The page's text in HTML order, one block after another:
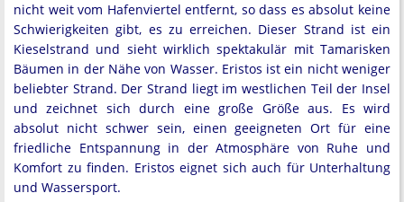
nicht weit vom Hafenviertel entfernt, so dass es absolut keine
Schwierigkeiten gibt, es zu erreichen. Dieser Strand ist ein
Kieselstrand und sieht wirklich spektakulär mit Tamarisken
Bäumen in der Nähe von Wasser. Eristos ist ein nicht weniger
beliebter Strand. Der Strand liegt im westlichen Teil der Insel
und zeichnet sich durch eine große Größe aus. Es wird
absolut nicht schwer sein, einen geeigneten Ort für eine
friedliche Entspannung in der Atmosphäre von Ruhe und
Komfort zu finden. Eristos eignet sich auch für Unterhaltung
und Wassersport.